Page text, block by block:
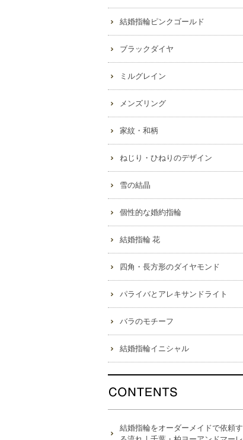
結婚指輪ピンクゴールド
ブラックダイヤ
ミルグレイン
メンズリング
家紋・和柄
ねじり・ひねりのデザイン
雪の結晶
個性的な婚約指輪
結婚指輪 花
四角・長方形のダイヤモンド
パライバとアレキサンドライト
バラのモチーフ
結婚指輪イニシャル
結婚指輪をオーダーメイドで依頼す